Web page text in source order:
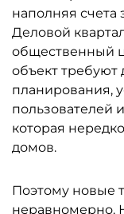
наполняя счета
Деловой
общественный
объект требуют
планирования,
пользователей
которая
домов.
Поэтому новые
неравномерно.